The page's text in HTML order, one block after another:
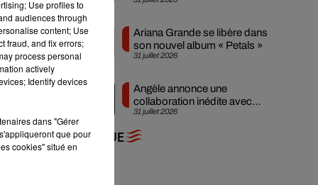
31 juillet 2026
Ariana Grande se libère dans
son nouvel album « Petals »
31 juillet 2026
Angèle annonce une
collaboration inédite avec
Amelie Lens
+ DE MUSIQUE
Use profiles to
audiences through
content; Use
fraud, and fix errors;
process personal
actively
Identify devices
dans "Gérer
que pour
cookies" situé en